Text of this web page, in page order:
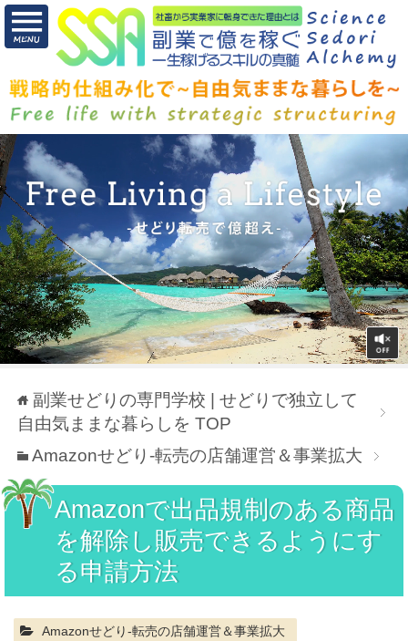
副業せどりの専門学校 | せどりで独立して
自由気ままな暮らしを TOP
Amazonせどり-転売の店舗運営＆事業拡大
Amazonで出品規制のある商品
を解除し販売できるようにす
る申請方法
Amazonせどり-転売の店舗運営＆事業拡大